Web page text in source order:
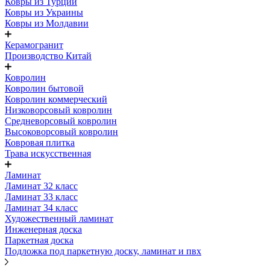
Ковры из Украины
Ковры из Молдавии
Керамогранит
Производство Китай
Ковролин
Ковролин бытовой
Ковролин коммерческий
Низковорсовый ковролин
Средневорсовый ковролин
Высоковорсовый ковролин
Ковровая плитка
Трава искусственная
Ламинат
Ламинат 32 класс
Ламинат 33 класс
Ламинат 34 класс
Художественный ламинат
Инженерная доска
Паркетная доска
Подложка под паркетную доску, ламинат и пвх